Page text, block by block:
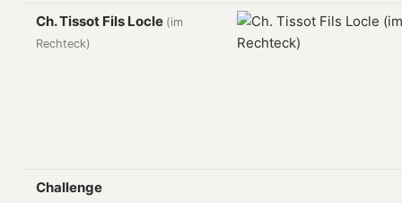
Ch. Tissot Fils Locle (im
Rechteck)
Challenge